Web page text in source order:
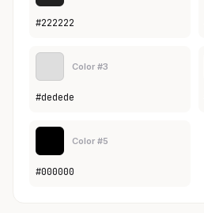
#222222
Color #3
#dedede
Color #5
#000000